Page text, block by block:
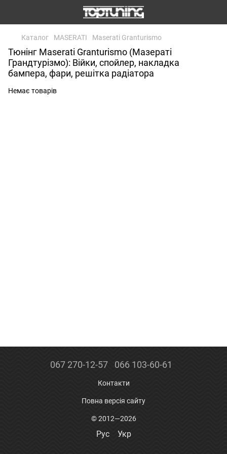
Каталог MASERATI Maserati Granturismo
Тюнінг Maserati Granturismo (Мазераті
Грандтурізмо): Війки, спойлер, накладка
бампера, фари, решітка радіатора
Немає товарів
067 270-12-57 066 103-60-61
Контакти
Повна версія сайту
© 2012—2026
Рус Укр